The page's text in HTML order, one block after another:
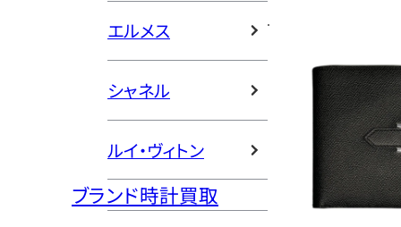
エルメス
シャネル
ルイ・ヴィトン
ブランド時計買取